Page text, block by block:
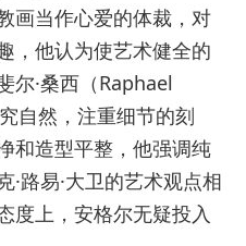
画当作心爱的体裁，对
，他认为使艺术健全的
尔·桑西（Raphael
自然，注重细节的刻
和造型平整，他强调纯
路易·大卫的艺术观点相
度上，安格尔无疑投入